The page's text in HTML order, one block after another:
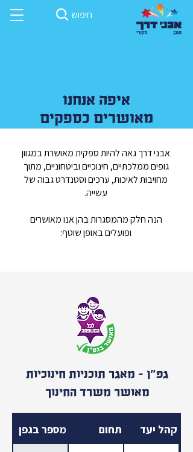
חיפוש
איפה אנחנו
מאושרים כספקים
אבני דרך גאה להיות ספקית מאושרת במגוון
גופים ממלכתיים, חינוכיים וביטחוניים, מתוך
מחויבות לאיכות, ערכים וסטנדרט גבוה של
עשייה.
הנה חלק מהמסגרות בהן אנו מאושרים
ופועלים באופן שוטף:
גפ״ן – מאגר תוכניות חינוכיות
מאושר משרד החינוך
קהל יעד תחום מספר בגפן